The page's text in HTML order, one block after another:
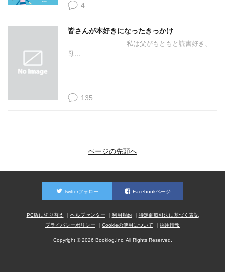
4
皆さんが本好きになったきっかけ
私は父がもともと読書好き、
母...
135
ページの先頭へ
Twitterフォロー Facebookページ
PC版に切り替え ヘルプセンター 利用規約
特定商取引法に基づく表記
プライバシーポリシー
Cookieの使用について 採用情報
Copyright © 2026 Booklog,Inc. All Rights Reserved.